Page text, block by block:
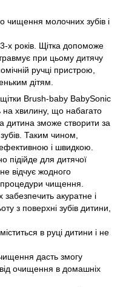
чищення молочних зубів і
3-х років. Щітка допоможе
при цьому дитячу
ручці пристрою,
дітям.
щітки Brush-baby BabySonic
на хвилину, що набагато
дитина зможе створити за
Таким чином,
і швидкою.
підійде для дитячої
відчує жодного
чищення.
акуратне і
з поверхні зубів дитини,
в руці дитини і не
дасть змогу
очищення в домашніх